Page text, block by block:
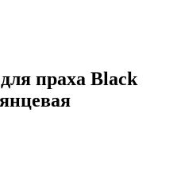
праха Black